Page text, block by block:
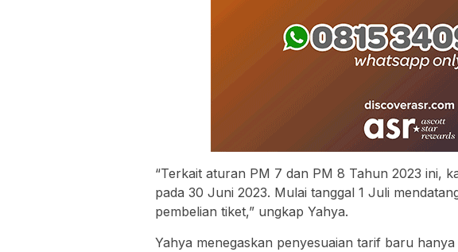
“Terkait aturan PM 7 dan PM 8 Tahun 2023 ini,
pada 30 Juni 2023. Mulai tanggal 1 Juli
pembelian tiket,” ungkap Yahya.
Yahya menegaskan penyesuaian tarif baru